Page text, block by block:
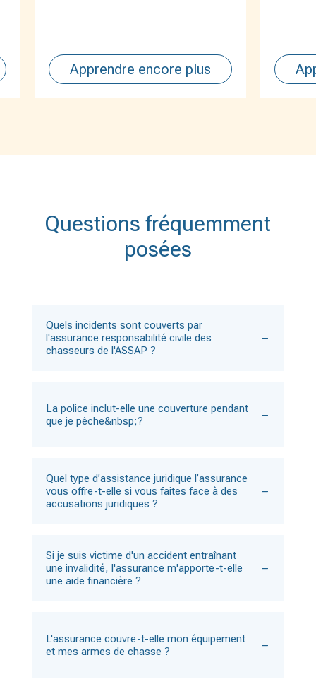
Apprendre encore plus
Questions fréquemment
posées
Quels incidents sont couverts par
l'assurance responsabilité civile des
chasseurs de l'ASSAP ?
La police inclut-elle une couverture pendant
que je pêche&nbsp;?
Quel type d’assistance juridique l’assurance
vous offre-t-elle si vous faites face à des
accusations juridiques ?
Si je suis victime d'un accident entraînant
une invalidité, l'assurance m'apporte-t-elle
une aide financière ?
L'assurance couvre-t-elle mon équipement
et mes armes de chasse ?